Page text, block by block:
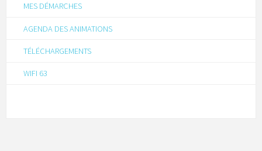
MES DÉMARCHES
AGENDA DES ANIMATIONS
TÉLÉCHARGEMENTS
WIFI 63